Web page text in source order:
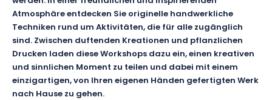
Atmosphäre entdecken Sie originelle handwerkliche
Techniken rund um Aktivitäten, die für alle zugänglich
sind. Zwischen duftenden Kreationen und pflanzlichen
Drucken laden diese Workshops dazu ein, einen kreativen
und sinnlichen Moment zu teilen und dabei mit einem
einzigartigen, von Ihren eigenen Händen gefertigten Werk
nach Hause zu gehen.